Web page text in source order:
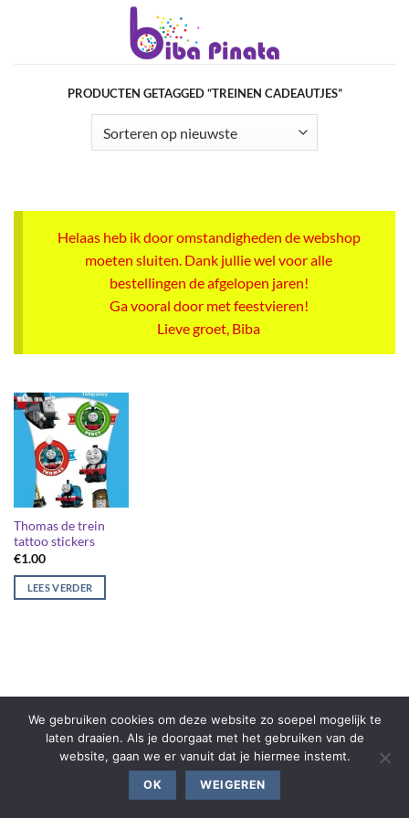
PRODUCTEN GETAGGED “TREINEN CADEAUTJES”
Helaas heb ik door omstandigheden de webshop
moeten sluiten. Dank jullie wel voor alle
bestellingen de afgelopen jaren!
Ga vooral door met feestvieren!
Lieve groet, Biba
Thomas de trein
tattoo stickers
€1.00
LEES VERDER
We gebruiken cookies om deze website zo soepel mogelijk te
laten draaien. Als je doorgaat met het gebruiken van de
website, gaan we er vanuit dat je hiermee instemt.
OK WEIGEREN